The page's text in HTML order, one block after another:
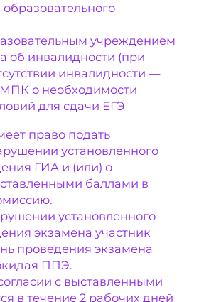
учреждением
об инвалидности (при
инвалидности —
о необходимости
для сдачи ЕГЭ
право подать
установленного
ГИА и (или) о
баллами в
установленного
экзамена участник
проведения экзамена
ППЭ.
с выставленными
в течение 2 рабочих дней